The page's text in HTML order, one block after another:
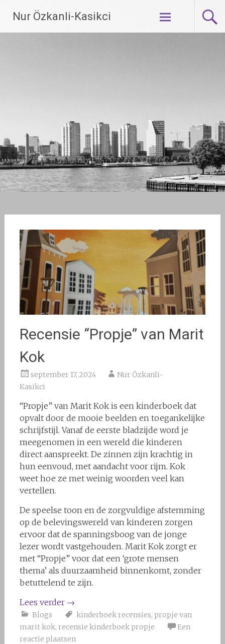
naar
de
Nur Özkanli-Kasikci
Recensie “Propje” van Marit
Kok
september 17, 2024
Nur Özkanli-
Kasikci
“Propje” van Marit Kok is een kinderboek dat
opvalt door de mooie beelden en toegankelijke
schrijfstijl. Vanaf de eerste bladzijde word je
meegenomen in een wereld die kinderen
direct aanspreekt. De zinnen zijn krachtig in
hun eenvoud, met aandacht voor rijm. Kok
weet hoe ze met weinig woorden veel kan
vertellen.
De speelse toon en de zorgvuldige afstemming
op de belevingswereld van kinderen zorgen
ervoor dat de spanningsboog van de jonge
lezer wordt vastgehouden. Marit Kok zorgt er
met “Propje” voor dat een ‘grote mensen
thema’ als duurzaamheid binnenkomt, zonder
betuttelend te zijn.
Lees verder →
Blogs kinderboek recensies, propje van
marit kok, recensie kinderboek propje
Een
reactie plaatsen